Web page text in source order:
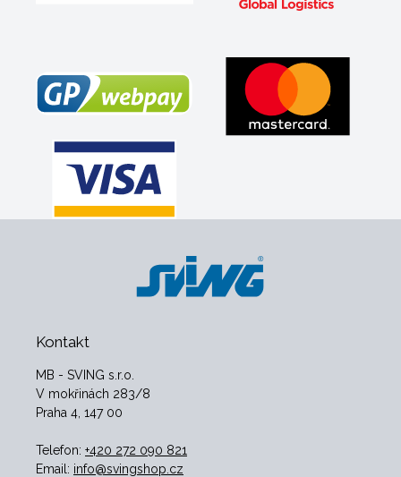
Kontakt
MB - SVING s.r.o.
V mokřinách 283/8
Praha 4, 147 00
Telefon: +420 272 090 821
Email: info@svingshop.cz